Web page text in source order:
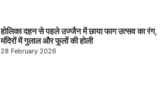
होलिका दहन से पहले उज्जैन में छाया फाग उत्सव का रंग,
मंदिरों में गुलाल और फूलों की होली
28 February 2026